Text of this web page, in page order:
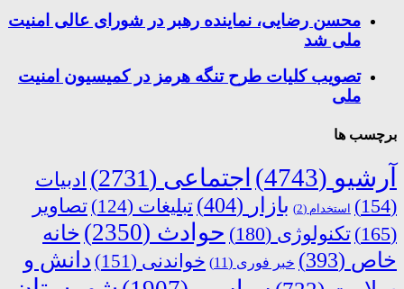
محسن رضایی، نماینده رهبر در شورای عالی امنیت
ملی شد
تصویب کلیات طرح تنگه هرمز در کمیسیون امنیت
ملی
برچسب ها
آرشیو (4743) اجتماعی (2731)
ادبیات
(154)
استخدام (2) بازار (404) تبلیغات (124)
تصاویر
(165)
تکنولوژی (180) حوادث (2350)
خانه
خاص (393) خبر فوری (11) خواندنی (151)
دانش و